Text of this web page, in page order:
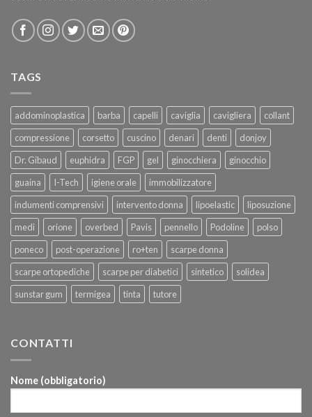
TAGS
addominoplastica barba capelli caviglia cavigliera
collant
compressione
corsetto cuscino denari denti
donjoy
Dr. Gibaud
euphidra FGP gel ginocchiera
ginocchio
guaina
I-Tech igiene orale
immobilizzatore
indumenti comprensivi
intervento donna lipoelastic
liposuzione
medi
orione overbed Pavis pennello Podoline
polso
poneco
post-operazione ro+ten
scarpe donna
scarpe ortopediche
scarpe per diabetici sintetico
solidea
sunstar gum
termigea tinta tutore
CONTATTI
Nome (obbligatorio)